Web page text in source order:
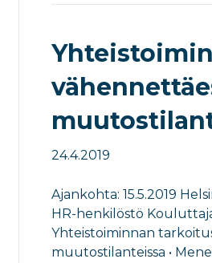
24.4.2019
Ajankohta: 15.5.2019
HR-henkilöstö
Yhteistoiminnan
muutostilanteissa •